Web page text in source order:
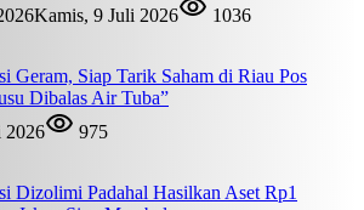
Kamis, 9 Juli 2026
1036
Geram, Siap Tarik Saham di Riau Pos
Dibalas Air Tuba”
2026
975
Dizolimi Padahal Hasilkan Aset Rp1